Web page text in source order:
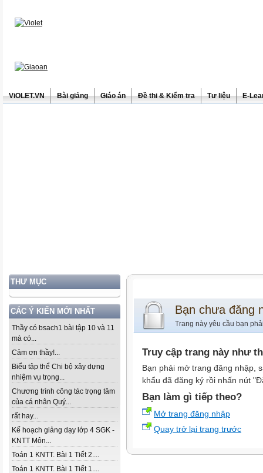
ViOLET.VN Bài giảng Giáo án Đề thi & Kiểm tra Tư liệu E-
THƯ MỤC
CÁC Ý KIẾN MỚI NHẤT
Thầy có bsach1 bài tập 10 và 11
mà có...
Cảm ơn thầy!...
Biểu tập thể Chi bộ xây dựng
nhiệm vụ trọng...
Chương trình công tác trọng tâm
của cá nhân Quý...
rất hay...
Kế hoạch giảng dạy lớp 4 SGK -
KNTT Môn...
Toán 1 KNTT. Bài 1 Tiết 2....
Toán 1 KNTT. Bài 1 Tiết 1....
Bạn chưa đăng
Trang này yêu cầu bạn
Truy cập trang này như
Bạn phải mở trang đăng nhập,
khẩu đã đăng ký rồi nhấn nút
Bạn làm gì tiếp theo?
Mở trang đăng nhập
Quay trở lại trang trước